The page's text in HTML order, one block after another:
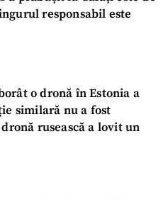
на русском
responsabil este
o dronă în Estonia a
similară nu a fost
rusească a lovit un